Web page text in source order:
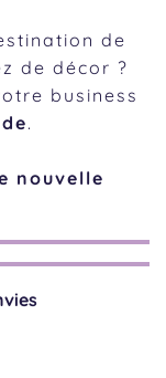
de
de décor ?
business
.
nouvelle